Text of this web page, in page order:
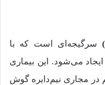
سرگیجه‌ای است که با
می‌شود.
این بیماری
در مجاری نیم‌دایره گوش